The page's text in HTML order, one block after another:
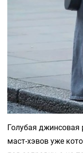
Голубая
маст-хэвов уже